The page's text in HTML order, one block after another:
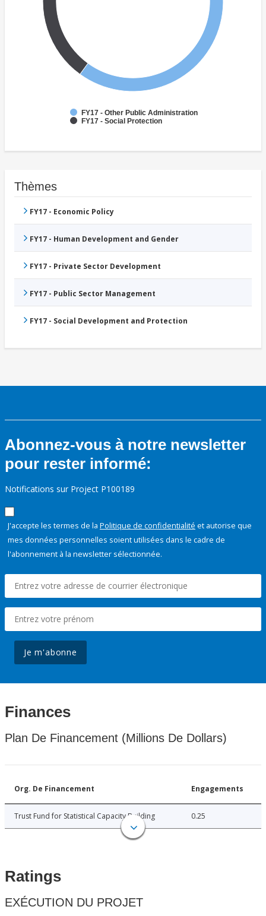
FY17 - Other Public Administration
FY17 - Social Protection
Thèmes
FY17 - Economic Policy
FY17 - Human Development and Gender
FY17 - Private Sector Development
FY17 - Public Sector Management
FY17 - Social Development and Protection
Abonnez-vous à notre newsletter
pour rester informé:
Notifications sur Project P100189
J'accepte les termes de la Politique de confidentialité et autorise que
mes données personnelles soient utilisées dans le cadre de
l'abonnement à la newsletter sélectionnée.
Je m'abonne
Finances
Plan De Financement (Millions De Dollars)
Org. De Financement Engagements
Trust Fund for Statistical Capacity Building 0.25
Ratings
EXÉCUTION DU PROJET